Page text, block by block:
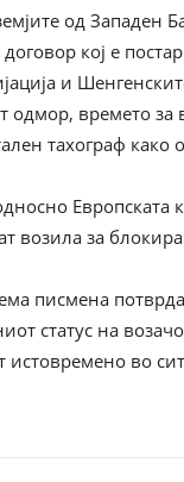
од Западен
кој е
и
одмор, времето
тахограф како
Европската
возила за
писмена
статус на
истовремено во